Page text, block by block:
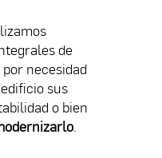
de
necesidad
sus
o bien
.